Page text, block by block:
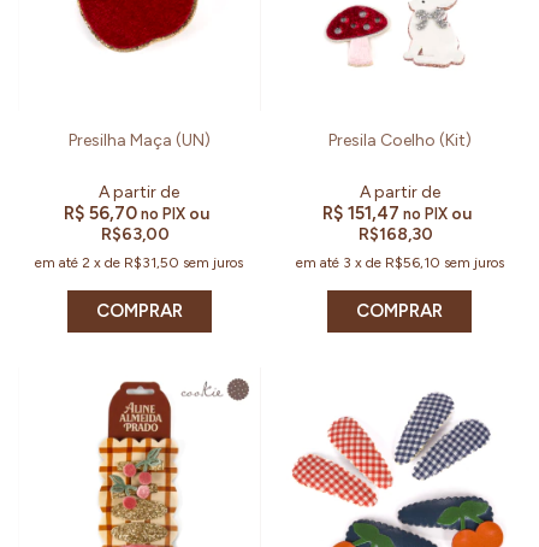
Presilha Maça (UN)
R$ 56,70 no PIX ou
R$63,00
em até2 xde R$31,50 sem juros
Presila Coelho (Kit)
R$ 151,47 no PIX ou
R$168,30
em até 3 x de R$56,10 sem juros
COMPRAR